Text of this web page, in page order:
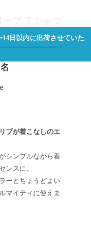
日以内に出荷させていた
ブが着こなしのエ
シンプルながら着
ンスに。
ーとちょうどよい
マイティに使えま